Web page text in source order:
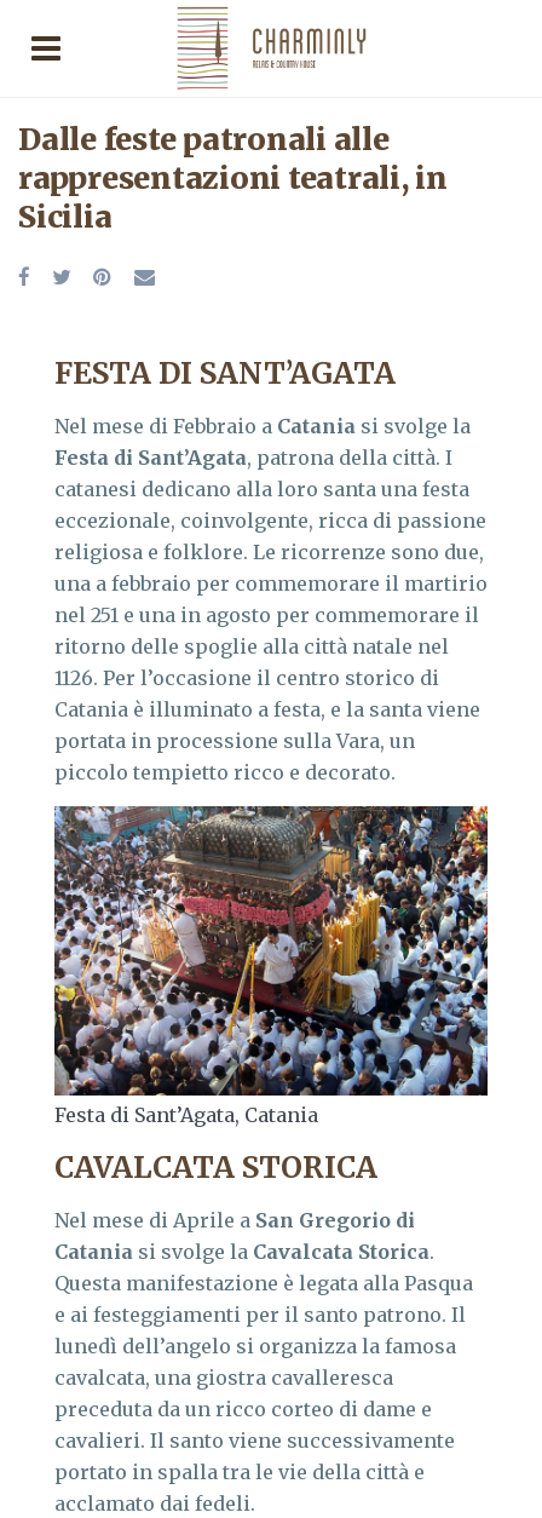
Dalle feste patronali alle
rappresentazioni teatrali, in
Sicilia
FESTA DI SANT’AGATA
Nel mese di Febbraio a Catania si svolge la
Festa di Sant’Agata, patrona della città. I
catanesi dedicano alla loro santa una festa
eccezionale, coinvolgente, ricca di passione
religiosa e folklore. Le ricorrenze sono due,
una a febbraio per commemorare il martirio
nel 251 e una in agosto per commemorare il
ritorno delle spoglie alla città natale nel
1126. Per l’occasione il centro storico di
Catania è illuminato a festa, e la santa viene
portata in processione sulla Vara, un
piccolo tempietto ricco e decorato.
Festa di Sant’Agata, Catania
CAVALCATA STORICA
Nel mese di Aprile a San Gregorio di
Catania si svolge la Cavalcata Storica.
Questa manifestazione è legata alla Pasqua
e ai festeggiamenti per il santo patrono. Il
lunedì dell’angelo si organizza la famosa
cavalcata, una giostra cavalleresca
preceduta da un ricco corteo di dame e
cavalieri. Il santo viene successivamente
portato in spalla tra le vie della città e
acclamato dai fedeli.